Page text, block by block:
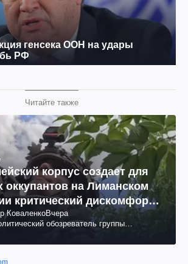
Читайте также
корпус создает для
оккупантов на Лиманском
критический дискомфорт:
КоваленкоВчера
обозреватель группы